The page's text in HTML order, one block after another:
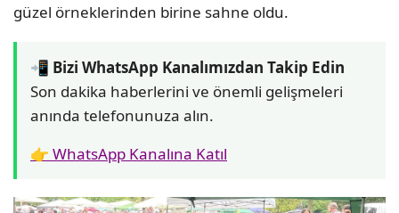
güzel örneklerinden birine sahne oldu.
📲 Bizi WhatsApp Kanalımızdan Takip Edin
Son dakika haberlerini ve önemli gelişmeleri
anında telefonunuza alın.
👉 WhatsApp Kanalına Katıl